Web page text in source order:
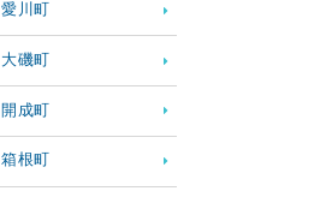
愛川町
大磯町
開成町
箱根町